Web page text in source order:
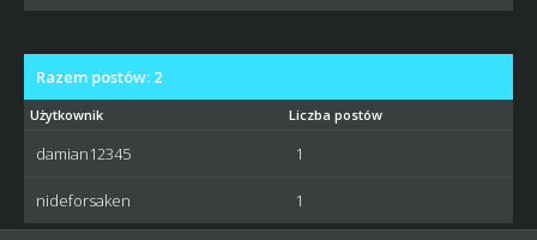
Razem postów: 2
Użytkownik Liczba postów
damian12345 1
nideforsaken 1